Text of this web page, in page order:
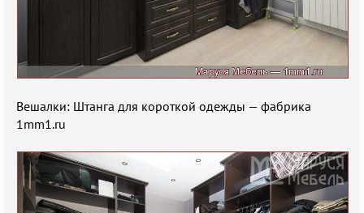
Вешалки: Штанга для короткой одежды — фабрика
1mm1.ru